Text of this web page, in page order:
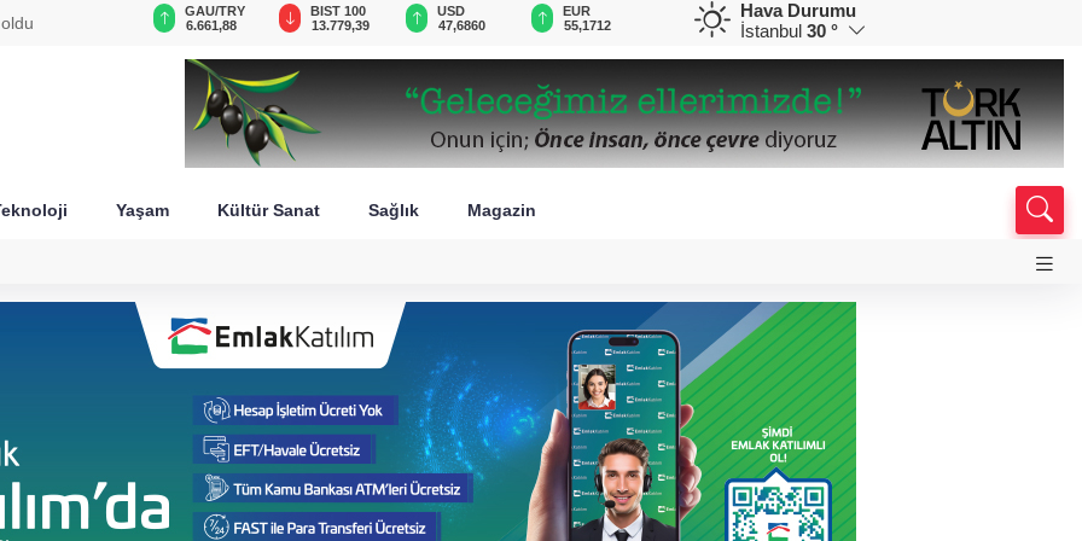
GAU/TRY
6.661,88
BIST 100
13.779,39
USD
47,6860
EUR
55,1712
GBP
64,3947
CHF
59,0392
Hava Durumu
İstanbul 30 °
Yaşam Kültür Sanat Sağlık Magazin